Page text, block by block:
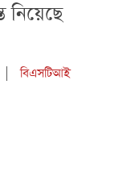
নিয়েছে
বিএসটিআই